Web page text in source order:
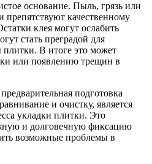
основание. Пыль, грязь или
препятствуют качественному
клея могут ослабить
стать преградой для
В итоге это может
или появлению трещин в
подготовка
и очистку, является
укладки плитки. Это
и долговечную фиксацию
возможные проблемы в